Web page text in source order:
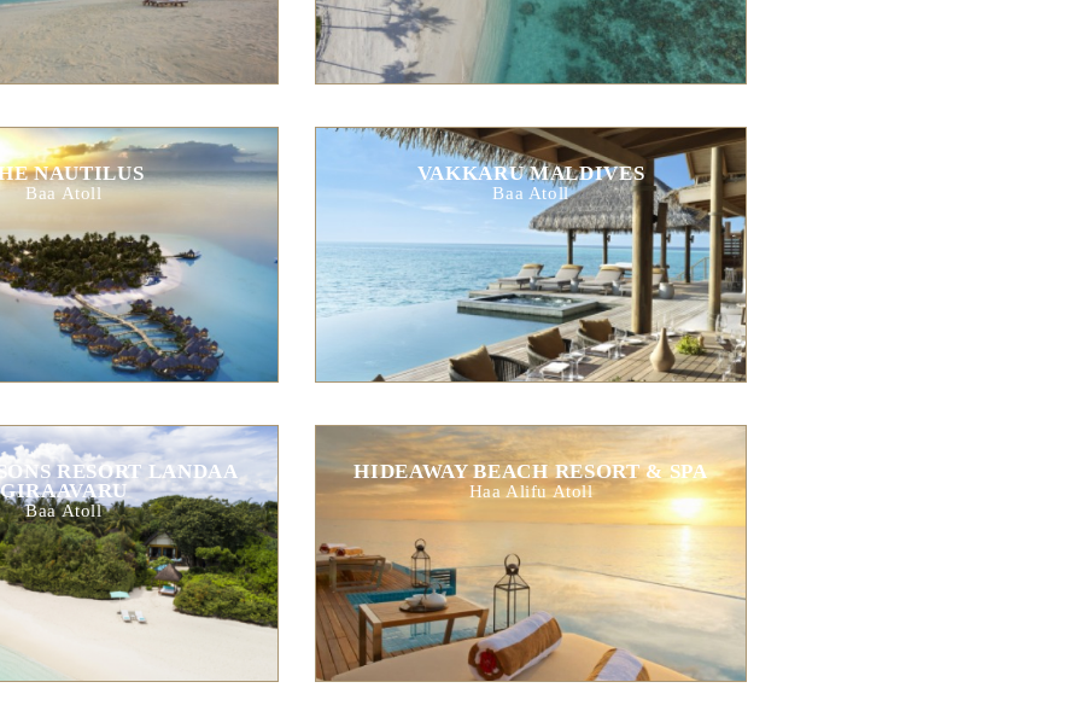
NAUTILUS
Baa Atoll
VAKKARU MALDIVES
Baa Atoll
RESORT LANDAA
GIRAAVARU
Baa Atoll
HIDEAWAY BEACH RESORT & SPA
Haa Alifu Atoll